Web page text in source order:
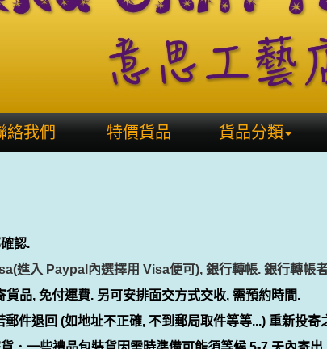
絡我們 特價貨品 貨品分類
認.
進入 Paypal內選擇用 Visa便可), 銀行轉帳. 銀行轉帳
貨品, 免付運費. 另可安排面交方式交收, 需預約時間.
件退回 (如地址不正確, 不到郵局取件等等...) 重新投寄